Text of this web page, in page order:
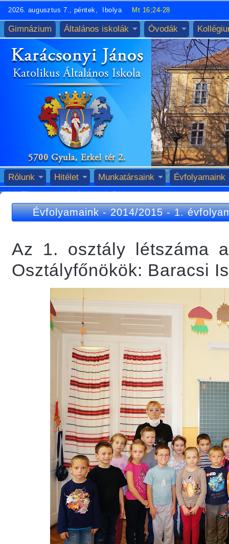
2026. augusztus 7., péntek, Ibolya Mt 16;24-28
Gimnázium Általános iskolák Óvodák
Rólunk Hitélet Munkatársaink Évfolyamaink
Évfolyamaink-2014/2015-1.
Az 1. osztály létszáma
Osztályfőnökök: Baracsi